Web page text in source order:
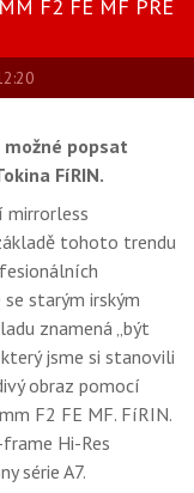
F2 FE MF PRE
popsat
FíRIN.
tohoto trendu
se starým irským
znamená „být
jsme si stanovili
obraz pomocí
F2 FE MF. FíRIN.
Hi-Res
série A7.